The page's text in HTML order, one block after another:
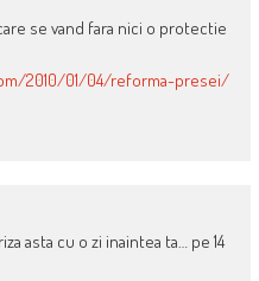
se vand fara nici o protectie
2010/01/04/reforma-presei/
asta cu o zi inaintea ta… pe 14